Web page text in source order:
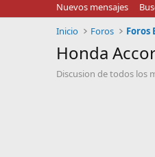
Nuevos mensajes
Inicio
Foros Foros
Honda
Discusion de todos los